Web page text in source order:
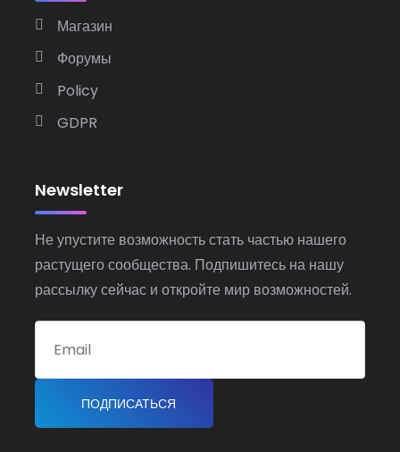
Магазин
Форумы
Policy
GDPR
Newsletter
Не упустите возможность стать частью нашего
растущего сообщества. Подпишитесь на нашу
рассылку сейчас и откройте мир возможностей.
ПОДПИСАТЬСЯ